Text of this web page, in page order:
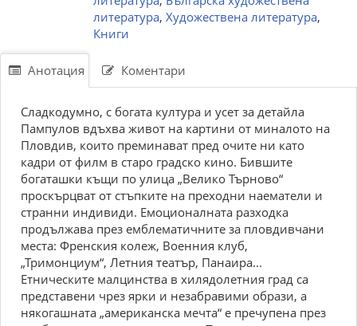
литература, Художествена литература,
Книги
Анотация Коментари
Сладкодумно, с богата култура и усет за детайла
Пампулов вдъхва живот на картини от миналото на
Пловдив, които преминават пред очите ни като
кадри от филм в старо градско кино. Бившите
богаташки къщи по улица „Велико Търново“
проскърцват от стъпките на преходни наематели и
странни индивиди. Емоционалната разходка
продължава през емблематичните за пловдивчани
места: Френския колеж, Военния клуб,
„Тримонциум“, Летния театър, Панаира...
Етническите малцинства в хилядолетния град са
представени чрез ярки и незабравими образи, а
някогашната „американска мечта“ е пречупена през